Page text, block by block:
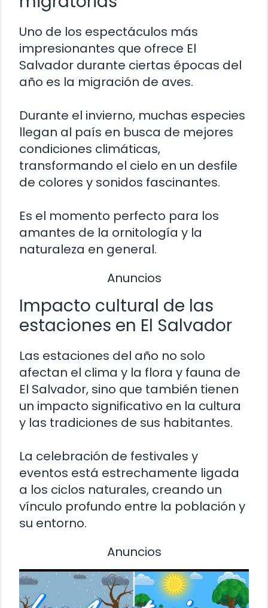
Uno de los espectáculos más
impresionantes que ofrece El
Salvador durante ciertas épocas del
año es la migración de aves.
Durante el invierno, muchas especies
llegan al país en busca de mejores
condiciones climáticas,
transformando el cielo en un desfile
de colores y sonidos fascinantes.
Es el momento perfecto para los
amantes de la ornitología y la
naturaleza en general.
Anuncios
Impacto cultural de las
estaciones en El Salvador
Las estaciones del año no solo
afectan el clima y la flora y fauna de
El Salvador, sino que también tienen
un impacto significativo en la cultura
y las tradiciones de sus habitantes.
La celebración de festivales y
eventos está estrechamente ligada
a los ciclos naturales, creando un
vínculo profundo entre la población y
su entorno.
Anuncios